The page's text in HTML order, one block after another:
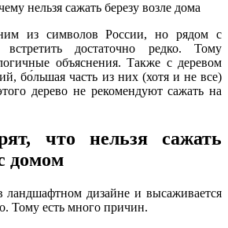
из символов России, но рядом с
достаточно редко. Тому
объяснения. Также с деревом
бо́льшая часть из них (хотя и не все)
дерево не рекомендуют сажать на
что нельзя сажать
домом
ландшафтном дизайне и высаживается
Тому есть много причин.